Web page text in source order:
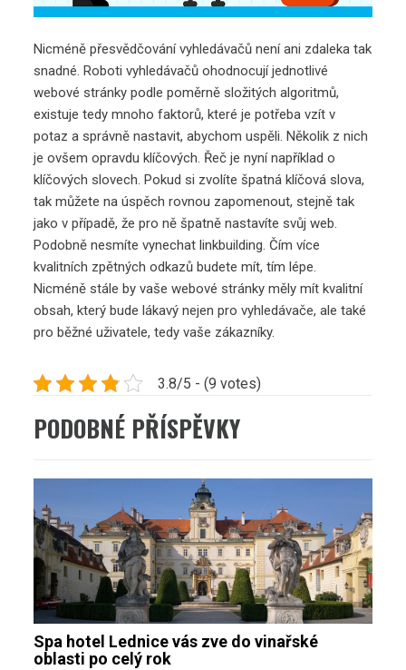
Nicméně přesvědčování vyhledávačů není ani zdaleka tak
snadné. Roboti vyhledávačů ohodnocují jednotlivé
webové stránky podle poměrně složitých algoritmů,
existuje tedy mnoho faktorů, které je potřeba vzít v
potaz a správně nastavit, abychom uspěli. Několik z nich
je ovšem opravdu klíčových. Řeč je nyní například o
klíčových slovech. Pokud si zvolíte špatná klíčová slova,
tak můžete na úspěch rovnou zapomenout, stejně tak
jako v případě, že pro ně špatně nastavíte svůj web.
Podobně nesmíte vynechat linkbuilding. Čím více
kvalitních zpětných odkazů budete mít, tím lépe.
Nicméně stále by vaše webové stránky měly mít kvalitní
obsah, který bude lákavý nejen pro vyhledávače, ale také
pro běžné uživatele, tedy vaše zákazníky.
3.8/5 - (9 votes)
PODOBNÉ PŘÍSPĚVKY
Spa hotel Lednice vás zve do vinařské
oblasti po celý rok